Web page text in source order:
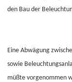
den Bau der
Eine Abwägung
sowie
müßte vorgenommen